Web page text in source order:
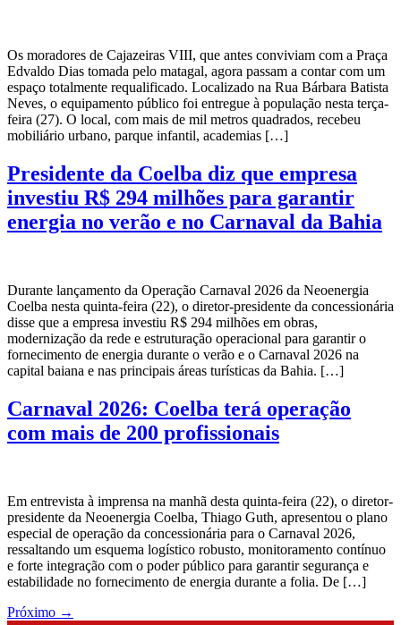
Os moradores de Cajazeiras VIII, que antes conviviam com a Praça
Edvaldo Dias tomada pelo matagal, agora passam a contar com um
espaço totalmente requalificado. Localizado na Rua Bárbara Batista
Neves, o equipamento público foi entregue à população nesta terça-
feira (27). O local, com mais de mil metros quadrados, recebeu
mobiliário urbano, parque infantil, academias […]
Presidente da Coelba diz que empresa
investiu R$ 294 milhões para garantir
energia no verão e no Carnaval da Bahia
Durante lançamento da Operação Carnaval 2026 da Neoenergia
Coelba nesta quinta-feira (22), o diretor-presidente da concessionária
disse que a empresa investiu R$ 294 milhões em obras,
modernização da rede e estruturação operacional para garantir o
fornecimento de energia durante o verão e o Carnaval 2026 na
capital baiana e nas principais áreas turísticas da Bahia. […]
Carnaval 2026: Coelba terá operação
com mais de 200 profissionais
Em entrevista à imprensa na manhã desta quinta-feira (22), o diretor-
presidente da Neoenergia Coelba, Thiago Guth, apresentou o plano
especial de operação da concessionária para o Carnaval 2026,
ressaltando um esquema logístico robusto, monitoramento contínuo
e forte integração com o poder público para garantir segurança e
estabilidade no fornecimento de energia durante a folia. De […]
Próximo →